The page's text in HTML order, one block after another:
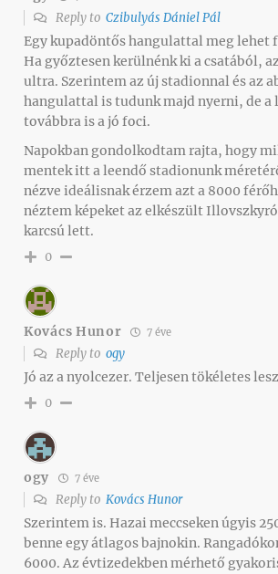
Reply to Czibulyás Dániel Pál
Egy kupadöntős hangulattal meg lehet
Ha győztesen kerülnénk ki a csatából,
ultra. Szerintem az új stadionnal és az
hangulattal is tudunk majd nyerni, de a
továbbra is a jó foci.
Napokban gondolkodtam rajta, hogy
mentek itt a leendő stadionunk
nézve ideálisnak érzem azt a 8000
néztem képeket az elkészült
karcsú lett.
0
Kovács Hunor 7 éve
Reply to ogy
Jó az a nyolcezer. Teljesen tökéletes
0
ogy 7 éve
Reply to Kovács Hunor
Szerintem is. Hazai meccseken úgyis
benne egy átlagos bajnokin.
6000. Az évtizedekben mérhető